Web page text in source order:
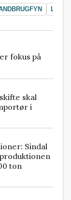
fokus på
skal
i
Sindal
ton